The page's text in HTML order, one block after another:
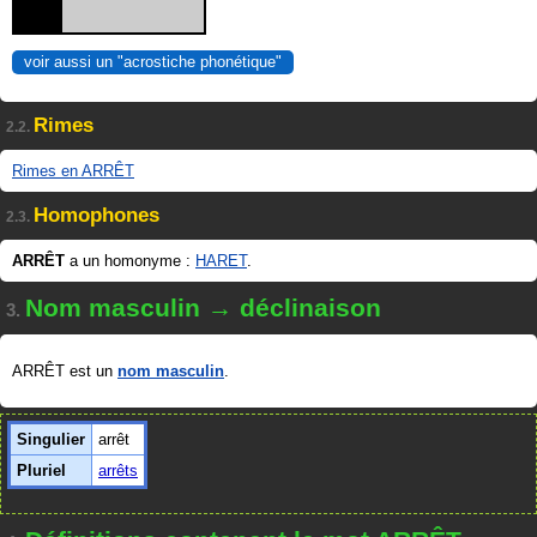
voir aussi un "acrostiche phonétique"
2.2. Rimes
Rimes en ARRÊT
2.3. Homophones
ARRÊT a un homonyme : HARET.
3. Nom masculin → déclinaison
ARRÊT est un nom masculin.
Singulier
arrêt
Pluriel
arrêts